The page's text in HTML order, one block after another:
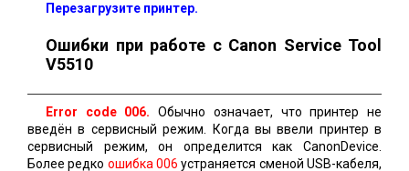
Перезагрузите принтер.
Ошибки при работе с Canon Service Tool
V5510
Error code 006. Обычно означает, что принтер не
введён в сервисный режим. Когда вы ввели принтер в
сервисный режим, он определится как CanonDevice.
Более редко ошибка 006 устраняется сменой USB-кабеля,